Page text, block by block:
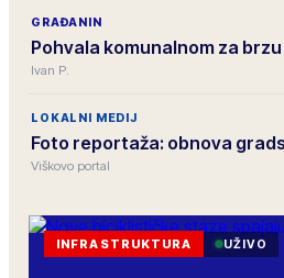
GRAĐANIN
Pohvala komunalnom za
Ivan P.
LOKALNI MEDIJ
Foto reportaža: obnova
Viškovo portal
INFRASTRUKTURA UŽIVO